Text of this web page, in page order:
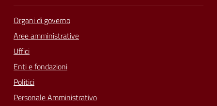
Organi di governo
Aree amministrative
Uffici
Enti e fondazioni
Politici
Personale Amministrativo